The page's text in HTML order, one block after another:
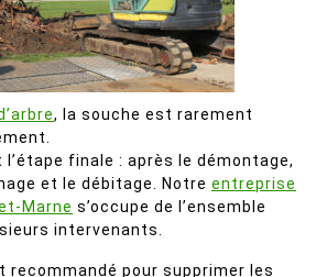
, la souche est rarement
l’étape finale : après le démontage,
et le débitage. Notre entreprise
Marne s’occupe de l’ensemble
intervenants.
recommandé pour supprimer les